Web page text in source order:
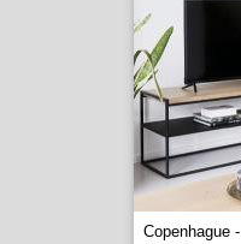
Copenhague -